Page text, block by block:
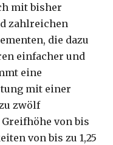
mit bisher
zahlreichen
die dazu
einfacher und
eine
mit einer
zwölf
von bis
von bis zu 1,25